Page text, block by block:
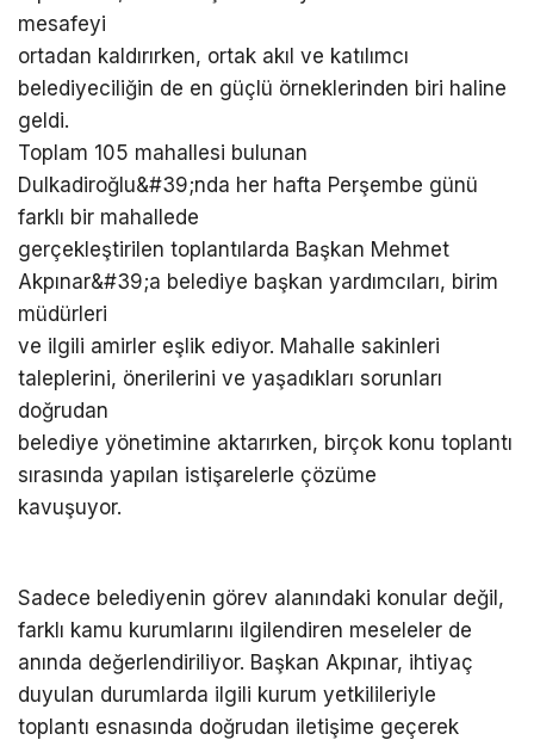
mesafeyi
ortadan kaldırırken, ortak akıl ve katılımcı
belediyeciliğin de en güçlü örneklerinden biri haline
geldi.
Toplam 105 mahallesi bulunan
Dulkadiroğlu&#39;nda her hafta Perşembe günü
farklı bir mahallede
gerçekleştirilen toplantılarda Başkan Mehmet
Akpınar&#39;a belediye başkan yardımcıları, birim
müdürleri
ve ilgili amirler eşlik ediyor. Mahalle sakinleri
taleplerini, önerilerini ve yaşadıkları sorunları
doğrudan
belediye yönetimine aktarırken, birçok konu toplantı
sırasında yapılan istişarelerle çözüme
kavuşuyor.
Sadece belediyenin görev alanındaki konular değil,
farklı kamu kurumlarını ilgilendiren meseleler de
anında değerlendiriliyor. Başkan Akpınar, ihtiyaç
duyulan durumlarda ilgili kurum yetkilileriyle
toplantı esnasında doğrudan iletişime geçerek